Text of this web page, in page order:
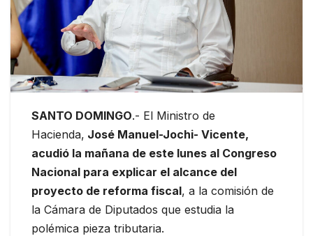
SANTO DOMINGO.- El Ministro de
Hacienda, José Manuel-Jochi- Vicente,
acudió la mañana de este lunes al Congreso
Nacional para explicar el alcance del
proyecto de reforma fiscal, a la comisión de
la Cámara de Diputados que estudia la
polémica pieza tributaria.